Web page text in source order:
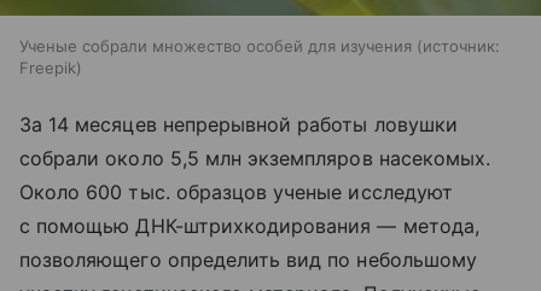
Ученые собрали множество особей для изучения
источник:
Freepik
За 14 месяцев непрерывной работы ловушки
собрали около 5,5 млн экземпляров насекомых.
Около 600 тыс. образцов ученые исследуют
с помощью ДНК-штрихкодирования — метода,
позволяющего определить вид по небольшому